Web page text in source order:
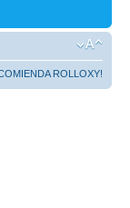
ROLLOXY!